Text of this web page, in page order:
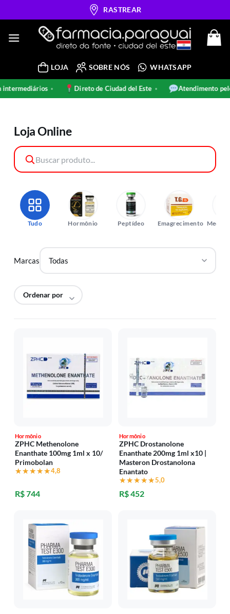
to
RASTREAR
LOJA SOBRE NÓS WHATSAPP
• Direto de Ciudad del Este • Atendimento pelo
Loja Online
Tudo Hormônio Peptídeo Emagrecimento
Marcas
Hormônio
ZPHC Methenolone
Enanthate 100mg 1ml x 10/
Primobolan
★★★★★
★★★★★4,8
R$ 744
Hormônio
ZPHC Drostanolone
Enanthate 200mg 1ml x10 |
Masteron Drostanolona
Enantato
★★★★★
★★★★★5,0
R$ 452